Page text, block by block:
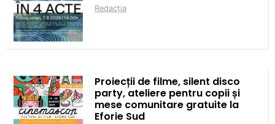
Redacția
Proiecții de filme, silent disco
party, ateliere pentru copii și
mese comunitare gratuite la
Eforie Sud